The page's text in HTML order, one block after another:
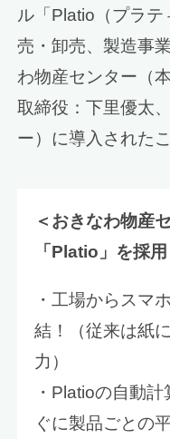
ル「Platio（プラ
売・卸売、製造事
わ物産センター（
取締役：下里優太
ー）に導入された
＜おきなわ物産
「Platio」を採
・工場からスマ
結！（従来は紙
力）
・Platioの自動
ぐに製品ごとの